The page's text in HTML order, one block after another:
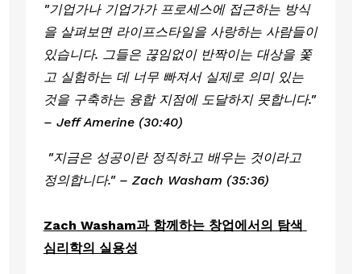
"기업가나 기업가가 프로세스에 접근하는 방식
을 살펴보면 라이프스타일을 사랑하는 사람들이
있습니다. 그들은 끊임없이 반짝이는 대상을 쫓
고 실험하는 데 너무 빠져서 실제로 의미 있는
것을 구축하는 융합 지점에 도달하지 못합니다."
– Jeff Amerine (30:40)
"지금은 성공이란 정직하고 배우는 것이라고
정의합니다." – Zach Washam (35:36)
Zach Washam과 함께하는 창업에서의 탐색
심리학의 실용성